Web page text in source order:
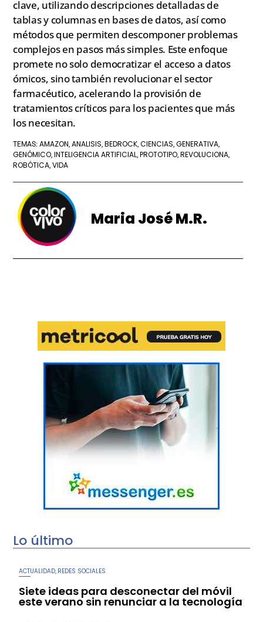
clave, utilizando descripciones detalladas de
tablas y columnas en bases de datos, así como
métodos que permiten descomponer problemas
complejos en pasos más simples. Este enfoque
promete no solo democratizar el acceso a datos
ómicos, sino también revolucionar el sector
farmacéutico, acelerando la provisión de
tratamientos críticos para los pacientes que más
los necesitan.
TEMAS:AMAZON ,ANALISIS ,BEDROCK ,CIENCIAS ,GENERATIVA
GENÓMICO ,INTELIGENCIA ARTIFICIAL ,PROTOTIPO ,REVOLUCIONA
ROBÓTICA ,VIDA
Maria José M.R.
Lo último
ACTUALIDAD REDES SOCIALES
Siete ideas para desconectar del móvil
este verano sin renunciar a la tecnología